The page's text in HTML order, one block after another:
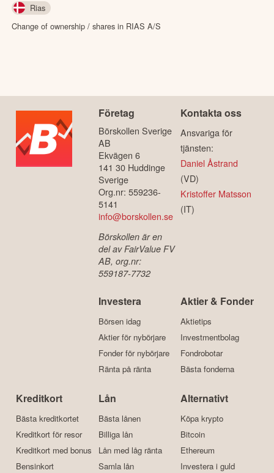
Rias
Change of ownership / shares in RIAS A/S
Företag
Börskollen Sverige
AB
Ekvägen 6
141 30 Huddinge
Sverige
Org.nr: 559236-
5141
info@borskollen.se
Börskollen är en
del av FairValue FV
AB, org.nr:
559187-7732
Kontakta oss
Ansvariga för
tjänsten:
Daniel Åstrand
(VD)
Kristoffer Matsson
(IT)
Investera
Börsen idag
Aktier för nybörjare
Fonder för nybörjare
Ränta på ränta
Aktier & Fonder
Aktietips
Investmentbolag
Fondrobotar
Bästa fonderna
Kreditkort
Bästa kreditkortet
Kreditkort för resor
Kreditkort med bonus
Bensinkort
Lån
Bästa lånen
Billiga lån
Lån med låg ränta
Samla lån
Alternativt
Köpa krypto
Bitcoin
Ethereum
Investera i guld